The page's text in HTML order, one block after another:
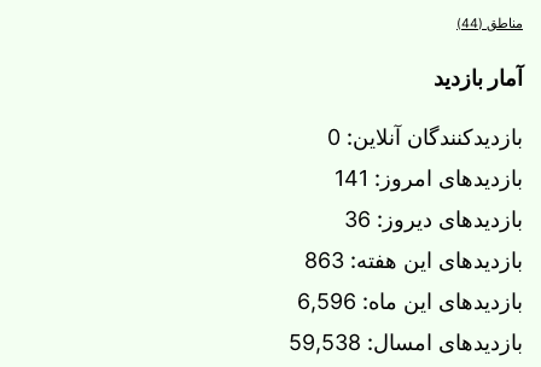
مناطق (44)
آمار بازدید
بازدیدکنندگان آنلاین: 0
بازدیدهای امروز: 141
بازدیدهای دیروز: 36
بازدیدهای این هفته: 863
بازدیدهای این ماه: 6,596
بازدیدهای امسال: 59,538